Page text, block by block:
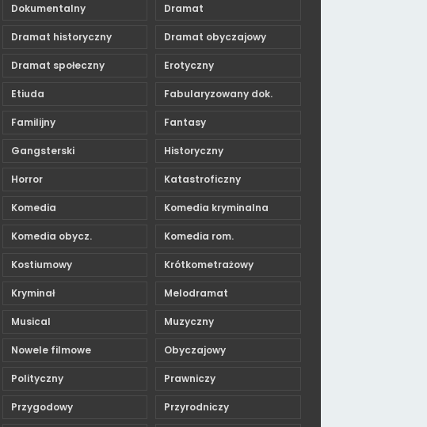
Dokumentalny Dramat
Dramat historyczny Dramat obyczajowy
Dramat społeczny Erotyczny
Etiuda Fabularyzowany dok.
Familijny Fantasy
Gangsterski Historyczny
Horror Katastroficzny
Komedia Komedia kryminalna
Komedia obycz. Komedia rom.
Kostiumowy Krótkometrażowy
Kryminał Melodramat
Musical Muzyczny
Nowele filmowe Obyczajowy
Polityczny Prawniczy
Przygodowy Przyrodniczy